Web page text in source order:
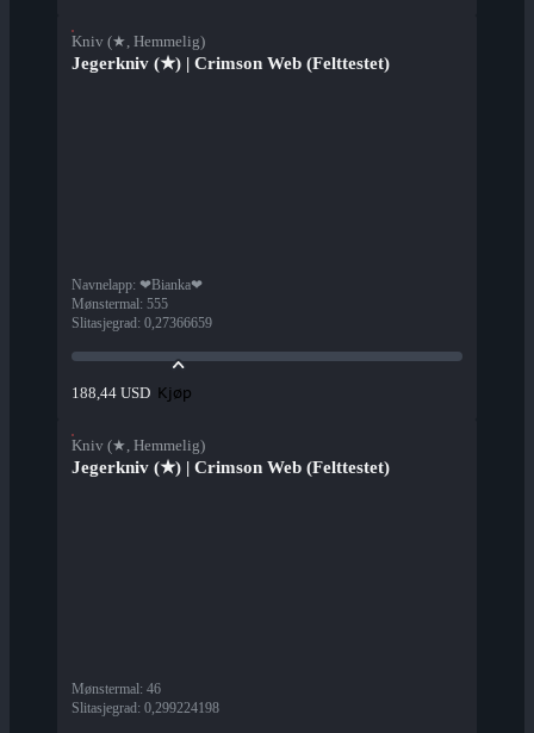
Kniv (★, Hemmelig)
Jegerkniv (★) | Crimson Web (Felttestet)
Navnelapp: ❤Bianka❤
Mønstermal: 555
Slitasjegrad: 0,27366659
188,44 USD Kjøp
Kniv (★, Hemmelig)
Jegerkniv (★) | Crimson Web (Felttestet)
Mønstermal: 46
Slitasjegrad: 0,299224198